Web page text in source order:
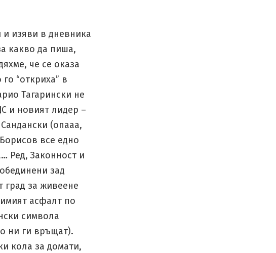
и изяви в дневника
какво да пиша,
че се оказа
“откриха” в
Тагарински не
и новият лидер –
(опааа,
все едно
Ред, Законност и
зад
град за живеене
асфалт по
символа
ни ги връщат).
кола за домати,